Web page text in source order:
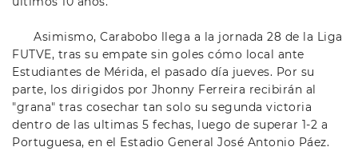
Asimismo, Carabobo llega a la jornada 28 de la Liga
FUTVE, tras su empate sin goles cómo local ante
Estudiantes de Mérida, el pasado día jueves. Por su
parte, los dirigidos por Jhonny Ferreira recibirán al
"grana" tras cosechar tan solo su segunda victoria
dentro de las ultimas 5 fechas, luego de superar 1-2 a
Portuguesa, en el Estadio General José Antonio Páez.